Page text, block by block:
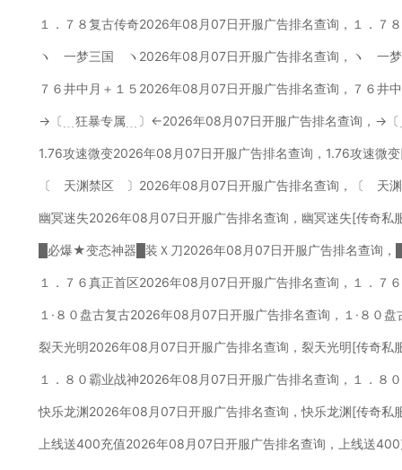
１．７８复古传奇2026年08月07日开服广告排名查询，１．７
ヽ 一梦三国 ヽ2026年08月07日开服广告排名查询，ヽ 一
７６井中月＋１５2026年08月07日开服广告排名查询，７６井
→〔﹍狂暴专属﹍〕←2026年08月07日开服广告排名查询，→
1.76攻速微变2026年08月07日开服广告排名查询，1.76攻速微
〔 天渊禁区 〕2026年08月07日开服广告排名查询，〔 天
幽冥迷失2026年08月07日开服广告排名查询，幽冥迷失[传奇私
█必爆★变态神器█装Ｘ刀2026年08月07日开服广告排名查询
１．７６真正首区2026年08月07日开服广告排名查询，１．７
１·８０盘古复古2026年08月07日开服广告排名查询，１·８０
裂天光明2026年08月07日开服广告排名查询，裂天光明[传奇私
１．８０霸业战神2026年08月07日开服广告排名查询，１．８
快乐龙渊2026年08月07日开服广告排名查询，快乐龙渊[传奇私
上线送400充值2026年08月07日开服广告排名查询，上线送